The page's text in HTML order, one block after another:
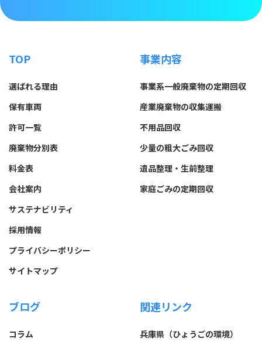
TOP
選ばれる理由
保有車両
許可一覧
廃棄物分別表
料金表
会社案内
サステナビリティ
採用情報
プライバシーポリシー
サイトマップ
事業内容
事業系一般廃棄物の定期回収
産業廃棄物の収集運搬
不用品回収
少量の粗大ごみ回収
遺品整理・生前整理
家庭ごみの定期回収
ブログ
コラム
関連リンク
兵庫県（ひょうごの環境）